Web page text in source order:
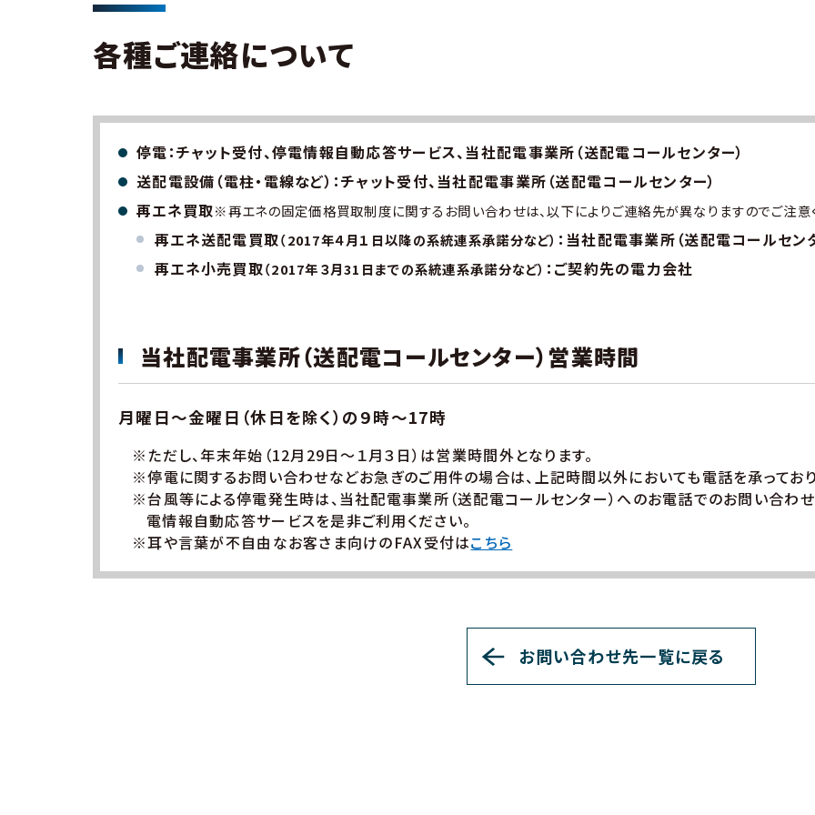
各種ご連絡について
停電：チャット受付、停電情報自動応答サービス、当社配電事業所（送配電コールセンター）
送配電設備（電柱・電線など）：チャット受付、当社配電事業所（送配電コールセンター）
再エネ買取※再エネの固定価格買取制度に関するお問い合わせは、以下によりご連絡先が異なりますのでご注意
再エネ送配電買取（2017年４月１日以降の系統連系承諾分など） ：当社配電事業所（送配電コールセン
再エネ小売買取（2017年３月31日までの系統連系承諾分など） ：ご契約先の電力会社
当社配電事業所（送配電コールセンター）営業時間
月曜日～金曜日（休日を除く）の９時～17時
※ただし、年末年始（12月29日～１月３日）は営業時間外となります。
※停電に関するお問い合わせなどお急ぎのご用件の場合は、上記時間以外においても電話を承っており
※台風等による停電発生時は、当社配電事業所（送配電コールセンター）へのお電話でのお問い合わせ
電情報自動応答サービスを是非ご利用ください。
※耳や言葉が不自由なお客さま向けのFAX受付はこちら
お問い合わせ先一覧に戻る